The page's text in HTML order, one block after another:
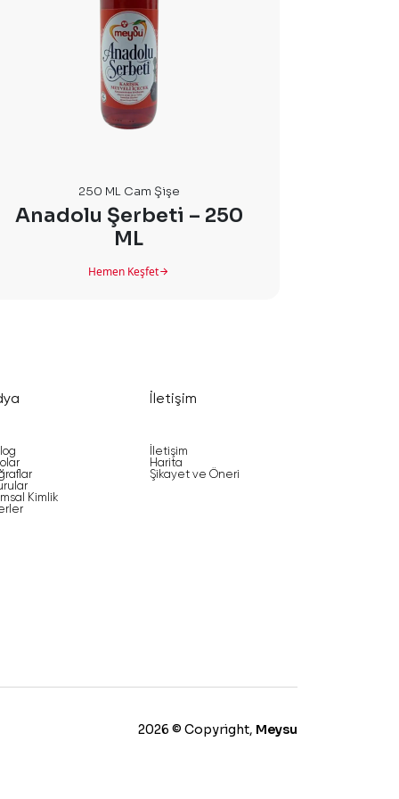
250 ML Cam Şişe
Anadolu Şerbeti – 250
ML
Hemen Keşfet
Kimlik
İletişim
İletişim
Harita
Şikayet ve Öneri
2026 © Copyright, Meysu